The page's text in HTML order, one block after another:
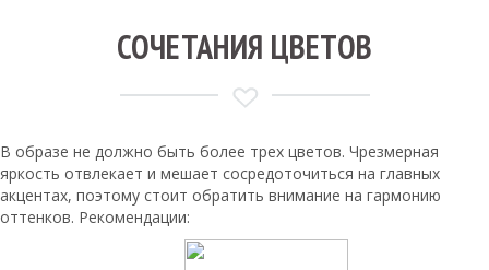
СОЧЕТАНИЯ ЦВЕТОВ
В образе не должно быть более трех цветов. Чрезмерная
яркость отвлекает и мешает сосредоточиться на главных
акцентах, поэтому стоит обратить внимание на гармонию
оттенков. Рекомендации: